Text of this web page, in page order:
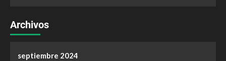
Archivos
septiembre 2024